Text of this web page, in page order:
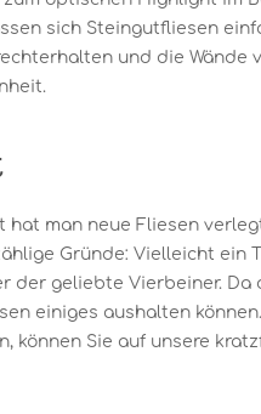
sich Steingutfliesen
und die Wände
hat man neue Fliesen
Gründe: Vielleicht ein
der geliebte Vierbeiner. Da
einiges aushalten
können Sie auf unsere